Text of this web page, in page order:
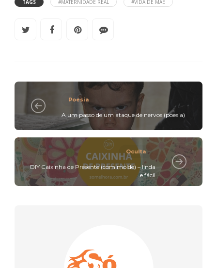
TAGS #MATERNIDADE REAL #VIDA DE MÃE
Poesia
A um passo de um ataque de nervos (poesia)
Oculta
DIY Caixinha de Presente (com molde) – linda
e fácil